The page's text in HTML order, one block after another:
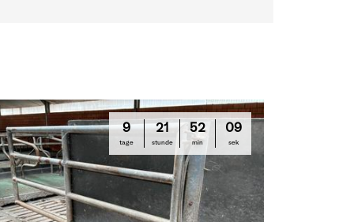
9
tage
21
stunde
52
min
09
sek